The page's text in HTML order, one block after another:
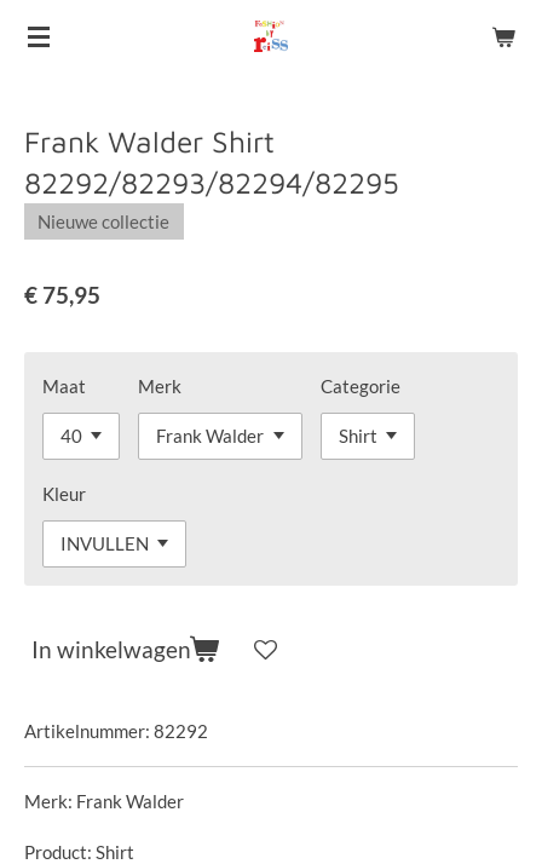
Ga
hoofdinhoud
Frank Walder Shirt
82292/82293/82294/82295
Nieuwe collectie
€ 75,95
Maat Merk Categorie
Kleur
In winkelwagen
Artikelnummer: 82292
Merk: Frank Walder
Product: Shirt